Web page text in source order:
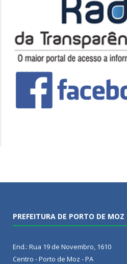
PREFEITURA DE PORTO DE MOZ
End.: Rua 19 de Novembro, 1610
Centro - Porto de Moz - PA